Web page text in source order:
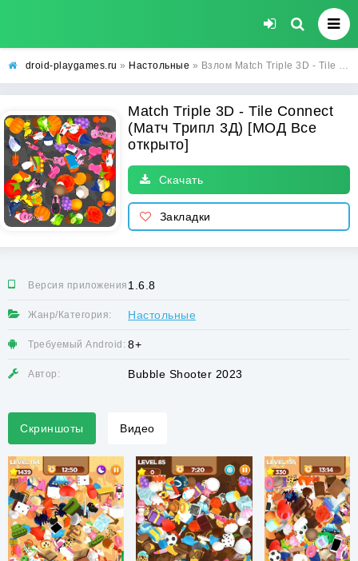
droid-playgames.ru » Настольные » Взлом Match Triple 3D - Tile Connect (Матч Трипл 3Д) [МОД Все открыто] - полная версия apk на Андроид
Match Triple 3D - Tile Connect
(Матч Трипл 3Д) [МОД Все
открыто]
Скачать
Закладки
Версия приложения:1.6.8
Жанр/Категория: Настольные
Требуемый Android: 8+
Автор: Bubble Shooter 2023
Скриншоты Видео